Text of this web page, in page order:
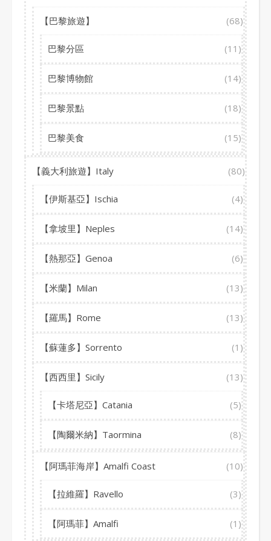
【巴黎旅遊】 (68)
巴黎分區 (11)
巴黎博物館 (14)
巴黎景點 (18)
巴黎美食 (15)
【義大利旅遊】Italy (80)
【伊斯基亞】Ischia (4)
【拿坡里】Neples (14)
【熱那亞】Genoa (6)
【米蘭】Milan (13)
【羅馬】Rome (13)
【蘇蓮多】Sorrento (1)
【西西里】Sicily (13)
【卡塔尼亞】Catania (5)
【陶爾米納】Taormina (8)
【阿瑪菲海岸】Amalfi Coast (10)
【拉維羅】Ravello (3)
【阿瑪菲】Amalfi (1)